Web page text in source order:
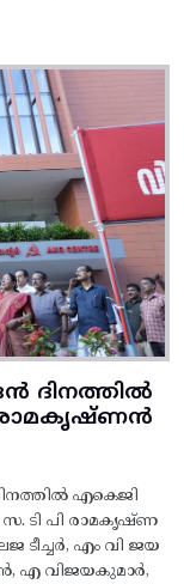
ദിനത്തിൽ
രാമകൃഷ്‌ണൻ
എകെജി
സ. ടി പി രാമകൃഷ്‌ണ
എം വി ജയ
എ വിജയകുമാർ,